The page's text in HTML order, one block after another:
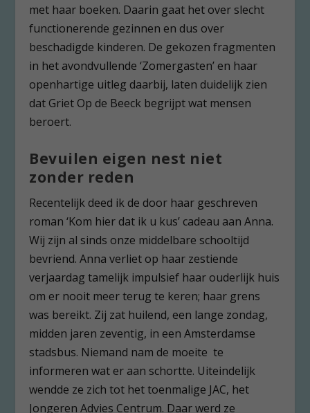
met haar boeken. Daarin gaat het over slecht
functionerende gezinnen en dus over
beschadigde kinderen. De gekozen fragmenten
in het avondvullende ‘Zomergasten’ en haar
openhartige uitleg daarbij, laten duidelijk zien
dat Griet Op de Beeck begrijpt wat mensen
beroert.
Bevuilen eigen nest niet
zonder reden
Recentelijk deed ik de door haar geschreven
roman ‘Kom hier dat ik u kus’ cadeau aan Anna.
Wij zijn al sinds onze middelbare schooltijd
bevriend. Anna verliet op haar zestiende
verjaardag tamelijk impulsief haar ouderlijk huis
om er nooit meer terug te keren; haar grens
was bereikt. Zij zat huilend, een lange zondag,
midden jaren zeventig, in een Amsterdamse
stadsbus. Niemand nam de moeite te
informeren wat er aan schortte. Uiteindelijk
wendde ze zich tot het toenmalige JAC, het
Jongeren Advies Centrum. Daar werd ze